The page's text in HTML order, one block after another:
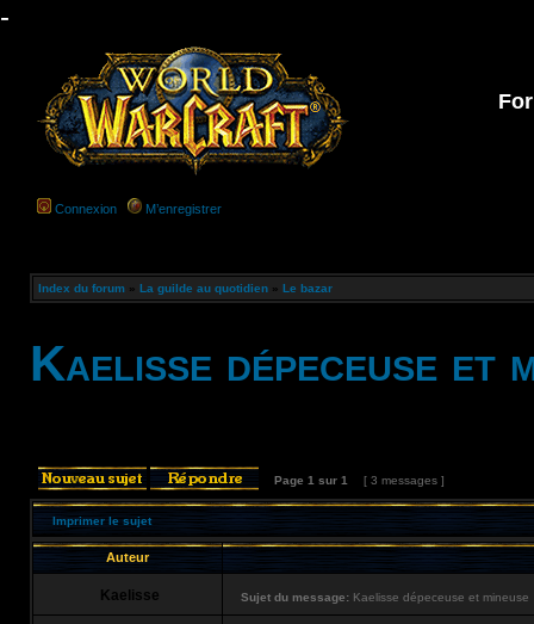
-
Connexion M’enregistrer
Index du forum » La guilde au quotidien » Le bazar
Kaelisse dépeceuse et
Page 1 sur 1 [ 3 messages ]
Imprimer le sujet
Auteur
Kaelisse Sujet du message: Kaelisse dépeceuse et mineuse